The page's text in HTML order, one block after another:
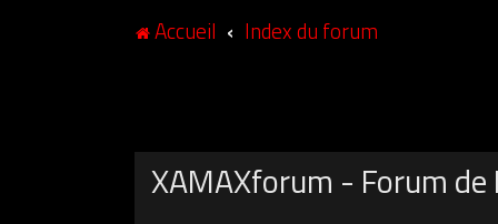
Accueil Index du forum
XAMAXforum - Forum